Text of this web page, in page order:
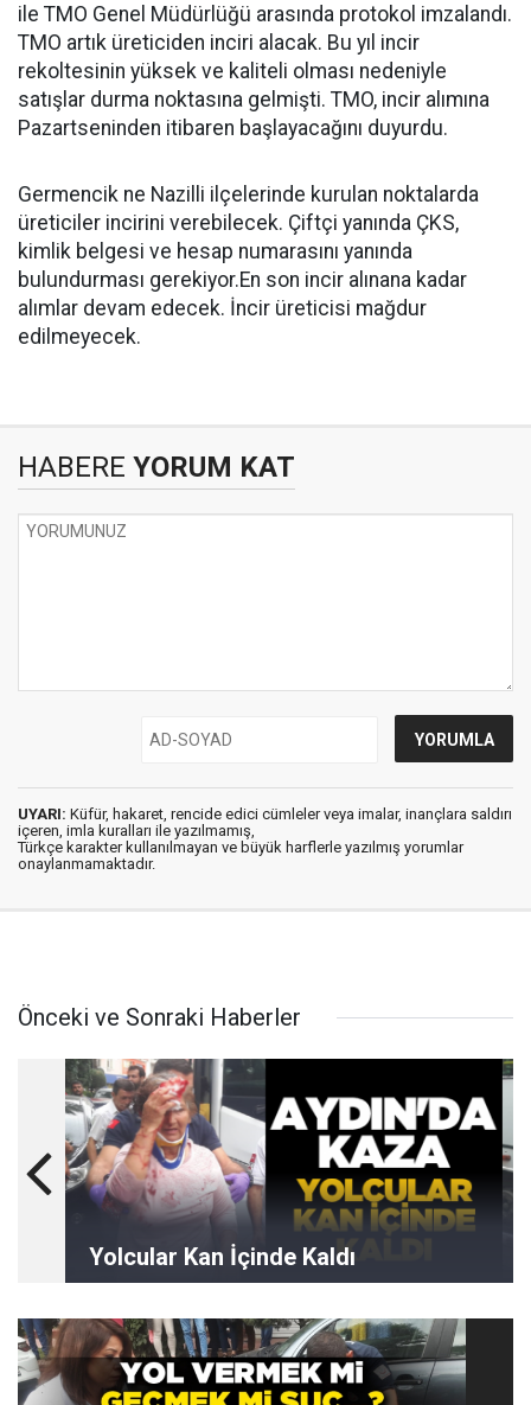
ile TMO Genel Müdürlüğü arasında protokol imzalandı.
TMO artık üreticiden inciri alacak. Bu yıl incir
rekoltesinin yüksek ve kaliteli olması nedeniyle
satışlar durma noktasına gelmişti. TMO, incir alımına
Pazartseninden itibaren başlayacağını duyurdu.
Germencik ne Nazilli ilçelerinde kurulan noktalarda
üreticiler incirini verebilecek. Çiftçi yanında ÇKS,
kimlik belgesi ve hesap numarasını yanında
bulundurması gerekiyor.En son incir alınana kadar
alımlar devam edecek. İncir üreticisi mağdur
edilmeyecek.
HABERE YORUM KAT
UYARI: Küfür, hakaret, rencide edici cümleler veya imalar, inançlara saldırı
içeren, imla kuralları ile yazılmamış,
Türkçe karakter kullanılmayan ve büyük harflerle yazılmış yorumlar
onaylanmamaktadır.
Önceki ve Sonraki Haberler
Yolcular Kan İçinde Kaldı